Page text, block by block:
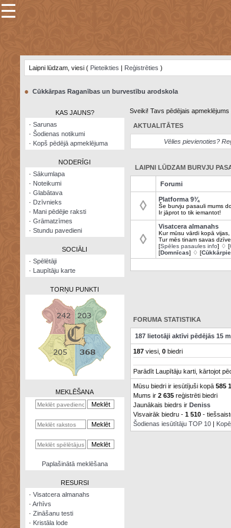
×
Šodienas
Visatcera
almanahs
kalkulators
☰
Laipni lūdzam, viesi ( Pieteikties | Reģistrēties )
● Cūkkārpas Raganības un burvestību arodskola
KAS JAUNS?
· Sarunas
· Šodienas notikumi
· Kopš pēdējā apmeklējuma
NODERĪGI
· Sākumlapa
· Noteikumi
· Glabātava
· Dzīvnieks
· Mani pēdējie raksti
· Grāmatzīmes
· Stundu pavedieni
SOCIĀLI
· Spēlētāji
· Laupītāju karte
TORŅU PUNKTI
MEKLĒŠANA
Paplašinātā meklēšana
RESURSI
· Visatcera almanahs
· Arhīvs
· Zināšanu testi
· Kristāla lode
Sveiki! Tavs pēdējais
AKTUALITĀTES
Vēlies pievienoties?
LAIPNI LŪDZAM BURVJU
Forumi
◊ Platforma 9¾
Še burvju pasauli mums
Ir jāprot to tik iemantot!
◊
Visatcera almanahs
Kur mūsu vārdi kopā vijas,
Tur mēs tinam savas
[Spēles pasaules info] ♢ [
[Domnīcas] ♢ [
FORUMA STATISTIKA
187 lietotāji aktīvi pēdējās 15
187viesi, 0biedri
Parādīt Laupītāju karti, kārtojot
Mūsu biedri ir iesūtījuši kopā 585
Mums ir 2 635reģistrēti biedri
Jaunākais biedrs ir Deniss
Visvairāk biedru - 1 510-
Šodienas iesūtītāju TOP 10|